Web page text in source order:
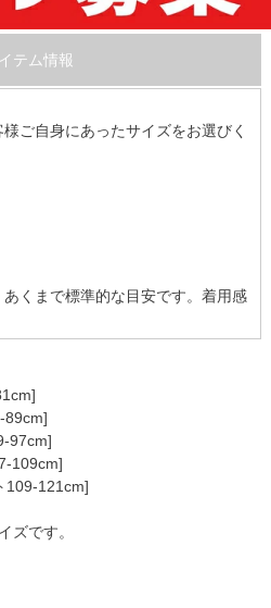
テム情報
ご自身にあったサイズをお選びく
くまで標準的な目安です。着用感
89cm]
97cm]
109cm]
109-121cm]
ズです。